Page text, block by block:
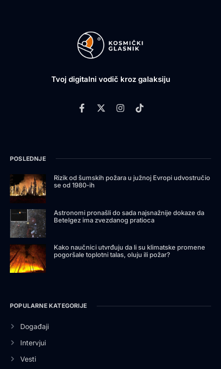
Tvoj digitalni vodič kroz galaksiju
POSLEDNJE
Rizik od šumskih požara u južnoj Evropi udvostručio
se od 1980-ih
Astronomi pronašli do sada najsnažnije dokaze da
Betelgez ima zvezdanog pratioca
Kako naučnici utvrđuju da li su klimatske promene
pogoršale toplotni talas, oluju ili požar?
POPULARNE KATEGORIJE
Događaji
Intervjui
Vesti